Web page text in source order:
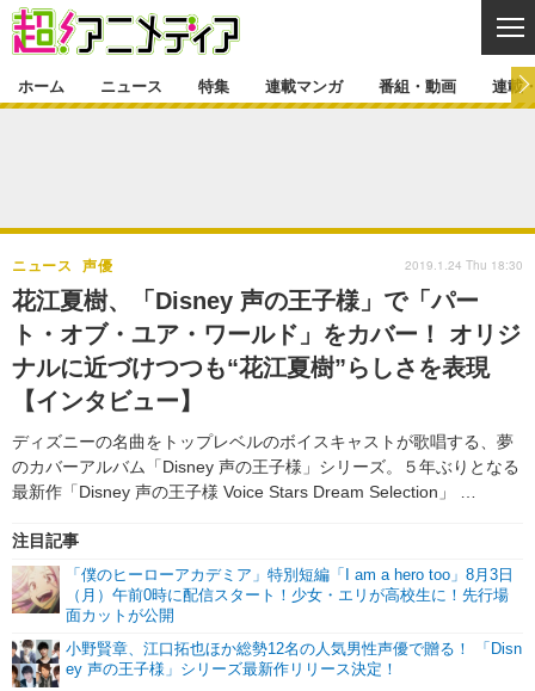
ゲーム・アプリ マンガ
グッズ イベント
声優 コスプレ
特集一覧 カバー
ラキりす
連載マンガ
連載マンガ一覧 連載一覧
番組・動画
番組・動画一覧 ラジオ
動画
連載・ブログ
連載・ブログ一覧 コラム
編集部ブログ・お知らせ
ホーム ニュース 特集 連載マンガ 番組・動画 連載
花江夏樹、「Disney 声の王子様」で「パー
ト・オブ・ユア・ワールド」をカバー！ オリジ
ナルに近づけつつも“花江夏樹”らしさを表現
【インタビュー】
ディズニーの名曲をトップレベルのボイスキャストが歌唱する、夢
のカバーアルバム「Disney 声の王子様」シリーズ。５年ぶりとなる
最新作「Disney 声の王子様 Voice Stars Dream Selection」 …
ニュース 声優
注目記事
「僕のヒーローアカデミア」特別短編「I am a hero too」8月3日
（月）午前0時に配信スタート！少女・エリが高校生に！先行場
面カットが公開
小野賢章、江口拓也ほか総勢12名の人気男性声優で贈る！ 「Disn
ey 声の王子様」シリーズ最新作リリース決定！
2019.1.24 Thu 18:30